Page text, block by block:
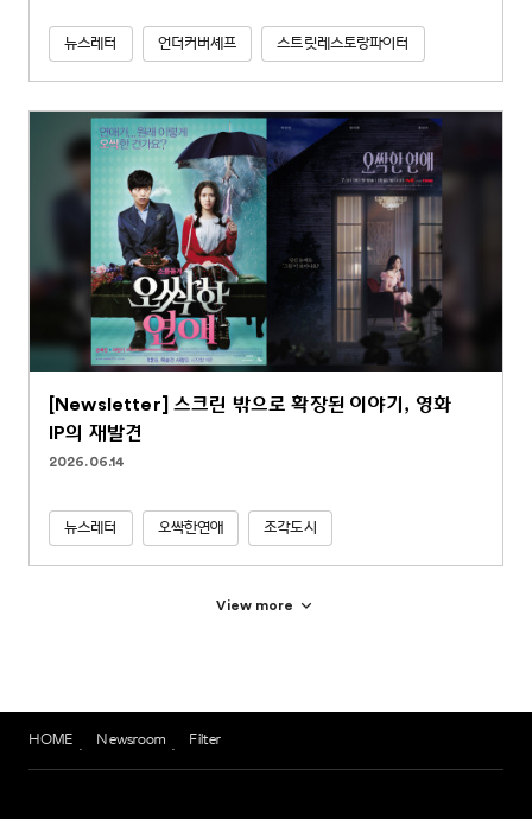
뉴스레터 언더커버셰프 스트릿레스토랑파이터
[Newsletter] 스크린 밖으로 확장된 이야기, 영화
IP의 재발견
2026.06.14
뉴스레터 오싹한연애 조각도시
View more
HOME Newsroom Filter